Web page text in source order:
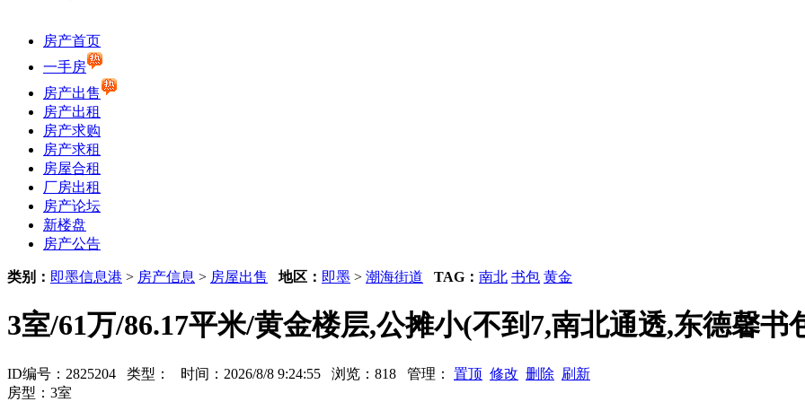
房产首页
一手房
房产出售
房产出租
房产求购
房产求租
房屋合租
厂房出租
房产论坛
新楼盘
房产公告
类别： 即墨信息港 > 房产信息 > 房屋出售 地区： 即墨 > 潮海街道 TAG： 南北 书包 黄金
3室/61万/86.17平米/黄金楼层,公摊小(不到7,南北通透,东德馨书
ID编号：2825204 类型： 时间：2026/8/8 9:24:55 浏览：818 管理： 置顶 修改 删除 刷新
房型：3室